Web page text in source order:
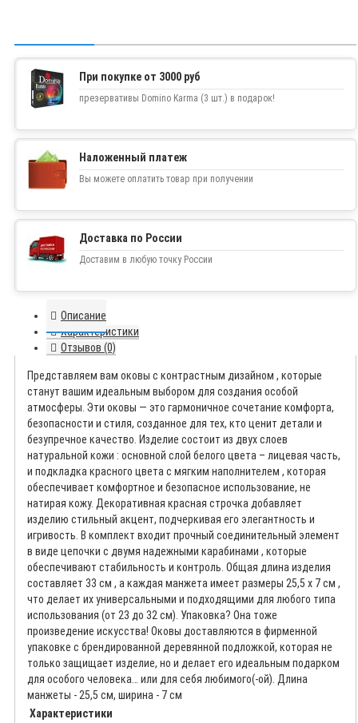
При покупке от 3000 руб
презервативы Domino Karma (3 шт.) в подарок!
Наложенный платеж
Вы можете оплатить товар при получении
Доставка по России
Доставим в любую точку России
Описание
Характеристики
Отзывов (0)
Представляем вам оковы с контрастным дизайном , которые
станут вашим идеальным выбором для создания особой
атмосферы. Эти оковы — это гармоничное сочетание комфорта,
безопасности и стиля, созданное для тех, кто ценит детали и
безупречное качество. Изделие состоит из двух слоев
натуральной кожи : основной слой белого цвета – лицевая часть,
и подкладка красного цвета с мягким наполнителем , которая
обеспечивает комфортное и безопасное использование, не
натирая кожу. Декоративная красная строчка добавляет
изделию стильный акцент, подчеркивая его элегантность и
игривость. В комплект входит прочный соединительный элемент
в виде цепочки с двумя надежными карабинами , которые
обеспечивают стабильность и контроль. Общая длина изделия
составляет 33 см , а каждая манжета имеет размеры 25,5 х 7 см ,
что делает их универсальными и подходящими для любого типа
использования (от 23 до 32 см). Упаковка? Она тоже
произведение искусства! Оковы доставляются в фирменной
упаковке с брендированной деревянной подложкой, которая не
только защищает изделие, но и делает его идеальным подарком
для особого человека… или для себя любимого(-ой). Длина
манжеты - 25,5 см, ширина - 7 см
Характеристики